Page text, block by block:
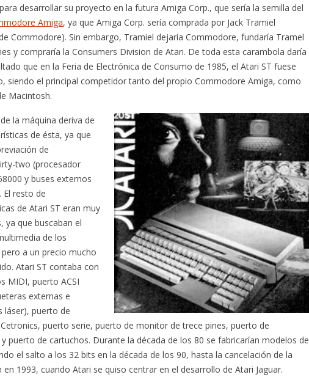
desarrollar su proyecto en la futura Amiga Corp., que sería la semilla del
Amiga, ya que Amiga Corp. sería comprada por Jack Tramiel
Commodore). Sin embargo, Tramiel dejaría Commodore, fundaría Tramel
y compraría la Consumers Division de Atari. De toda esta carambola daría
que en la Feria de Electrónica de Consumo de 1985, el Atari ST fuese
siendo el principal competidor tanto del propio Commodore Amiga, como
Macintosh.
la máquina deriva de
de ésta, ya que
de
two (procesador
y buses externos
El resto de
de Atari ST eran muy
ya que buscaban el
de los
a un precio mucho
Atari ST contaba con
MIDI, puerto ACSI
externas e
láser), puerto de
puerto serie, puerto de monitor de trece pines, puerto de
puerto de cartuchos. Durante la década de los 80 se fabricarían modelos de
el salto a los 32 bits en la década de los 90, hasta la cancelación de la
en 1993, cuando Atari se quiso centrar en el desarrollo de Atari Jaguar.